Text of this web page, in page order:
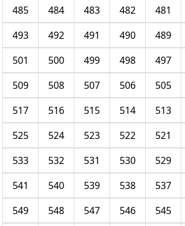
481
482
483
484
485
489
490
491
492
493
497
498
499
500
501
505
506
507
508
509
513
514
515
516
517
521
522
523
524
525
529
530
531
532
533
537
538
539
540
541
545
546
547
548
549